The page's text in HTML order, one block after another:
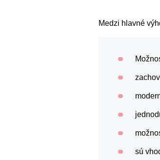
Medzi hlavné
sú